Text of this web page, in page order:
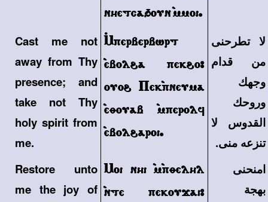
nhetca'oun `mmoi.
Cast me not
away from Thy
presence; and
take not Thy
holy spirit from
me.
~Mperberbwrt
`ebol\a pek\o>
ouo\ Pek`pneuma
`eqouab `mperolf
`ebol\aroi.
لا تطرحنى
من قدام
وجهك
وروحك
القدوس لا
تنزعه منى.
Restore unto
me the joy of
Moi nhi `m`pqelhl
`nte pekoujai>
امنحنى
بهجة